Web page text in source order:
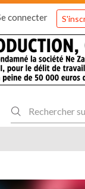
connecter